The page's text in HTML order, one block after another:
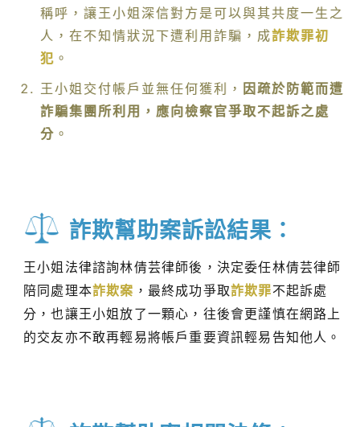
稱呼，讓王小姐深信對方是可以與其共度一生之
人，在不知情狀況下遭利用詐騙，成詐欺罪初
犯 。
王小姐交付帳戶並無任何獲利， 因疏於防範而遭
詐騙集團所利用，應向檢察官爭取不起訴之處
分 。
詐欺幫助案訴訟結果：
王小姐法律諮詢林倩芸律師後，決定委任林倩芸律師
陪同處理本詐欺案 ，最終成功爭取詐欺罪不起訴處
分，也讓王小姐放了一顆心，往後會更謹慎在網路上
的交友亦不敢再輕易將帳戶重要資訊輕易告知他人。